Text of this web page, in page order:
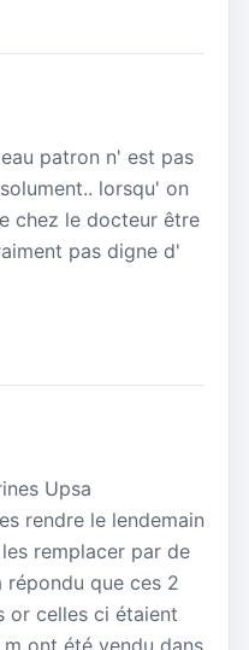
patron n' est pas
lorsqu' on
chez le docteur être
pas digne d'
Upsa
rendre le lendemain
remplacer par de
répondu que ces 2
or celles ci étaient